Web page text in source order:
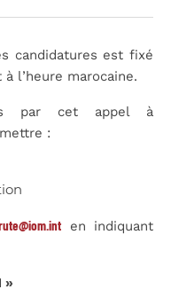
candidatures est fixé
l’heure marocaine.
es par cet appel à
:
en indiquant
»